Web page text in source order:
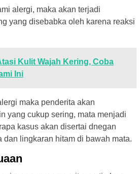
alergi, maka akan terjadi
yang disebabka oleh karena reaksi
Kulit Wajah Kering, Coba
Ini
maka penderita akan
yang cukup sering, mata menjadi
kasus akan disertai dnegan
dan lingkaran hitam di bawah mata.